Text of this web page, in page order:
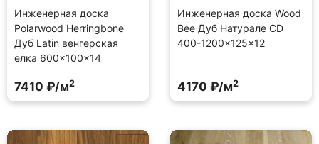
Инженерная доска
Polarwood Herringbone
Дуб Latin венгерская
елка 600×100×14
7410 ₽/м2
Инженерная доска Wood
Bee Дуб Натурале CD
400-1200×125×12
4170 ₽/м2